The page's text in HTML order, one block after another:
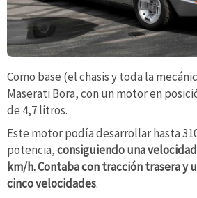
Como base (el chasis y toda la
Maserati Bora, con un motor en
de 4,7 litros.
Este motor podía desarrollar hasta
potencia,consiguiendo una
km/h. Contaba con tracción trasera y
cinco velocidades.